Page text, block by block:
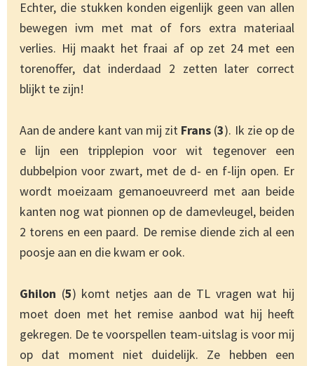
Echter, die stukken konden eigenlijk geen van allen
bewegen ivm met mat of fors extra materiaal
verlies. Hij maakt het fraai af op zet 24 met een
torenoffer, dat inderdaad 2 zetten later correct
blijkt te zijn!
Aan de andere kant van mij zit Frans (3). Ik zie op de
e lijn een tripplepion voor wit tegenover een
dubbelpion voor zwart, met de d- en f-lijn open. Er
wordt moeizaam gemanoeuvreerd met aan beide
kanten nog wat pionnen op de damevleugel, beiden
2 torens en een paard. De remise diende zich al een
poosje aan en die kwam er ook.
Ghilon (5) komt netjes aan de TL vragen wat hij
moet doen met het remise aanbod wat hij heeft
gekregen. De te voorspellen team-uitslag is voor mij
op dat moment niet duidelijk. Ze hebben een